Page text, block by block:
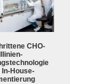
CHO-
House-